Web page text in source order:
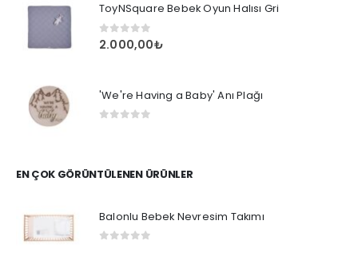
ToyNSquare Bebek Oyun Halısı Gri
0 out of 5
2.000,00₺
'We're Having a Baby' Anı Plağı
EN ÇOK GÖRÜNTÜLENEN ÜRÜNLER
Balonlu Bebek Nevresim Takımı